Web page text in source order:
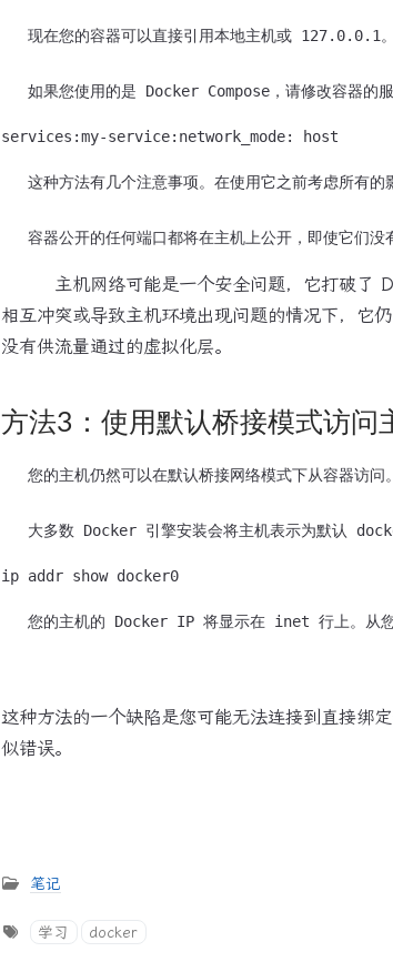
   现在您的容器可以直接引用本地主机或 127.0.0.1。
这种方法有几个注意事项。在使用它之前考虑所有的
主机网络可能是一个安全问题，它打破了
相互冲突或导致主机环境出现问题的情况下，它
没有供流量通过的虚拟化层。
方法3：使用默认桥接模式访问
您的主机仍然可以在默认桥接网络模式下从容器访
这种方法的一个缺陷是您可能无法连接到直接绑
似错误。
笔记
学习 docker